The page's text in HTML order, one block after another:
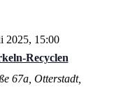
Recyclen
2025, 15:00
67a, Otterstadt,